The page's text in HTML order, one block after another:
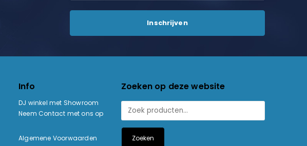
Info
DJ winkel met Showroom
Neem Contact met ons op
Algemene Voorwaarden
Zoeken op deze website
Zoeken